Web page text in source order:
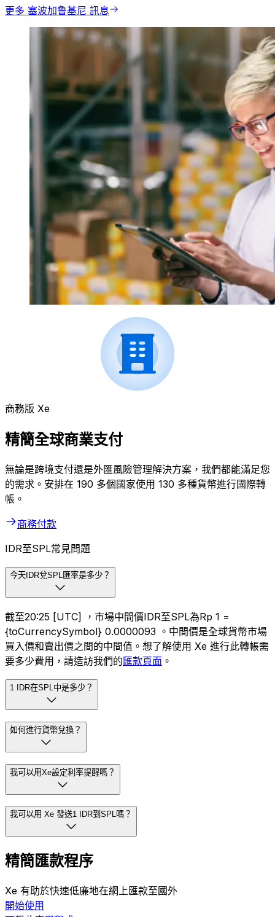
更多 塞波加鲁基尼 訊息
商務版 Xe
精簡全球商業支付
無論是跨境支付還是外匯風險管理解決方案，我們都能滿足您
的需求。安排在 190 多個國家使用 130 多種貨幣進行國際轉
帳。
商務付款
IDR至SPL常見問題
今天IDR兌SPL匯率是多少？
截至20:25 [UTC] ，市場中間價IDR至SPL為Rp 1 =
{toCurrencySymbol} 0.0000093 。中間價是全球貨幣市場
買入價和賣出價之間的中間值。想了解使用 Xe 進行此轉帳需
要多少費用，請造訪我們的匯款頁面 。
1 IDR在SPL中是多少？
如何進行貨幣兌換？
我可以用Xe設定利率提醒嗎？
我可以用 Xe 發送1 IDR到SPL嗎？
精簡匯款程序
Xe 有助於快速低廉地在網上匯款至國外
開始使用